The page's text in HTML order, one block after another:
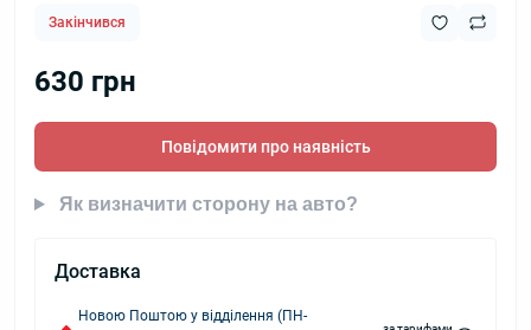
Закінчився
630 грн
Повідомити про наявність
Як визначити сторону на авто?
Доставка
Новою Поштою у відділення (ПН-